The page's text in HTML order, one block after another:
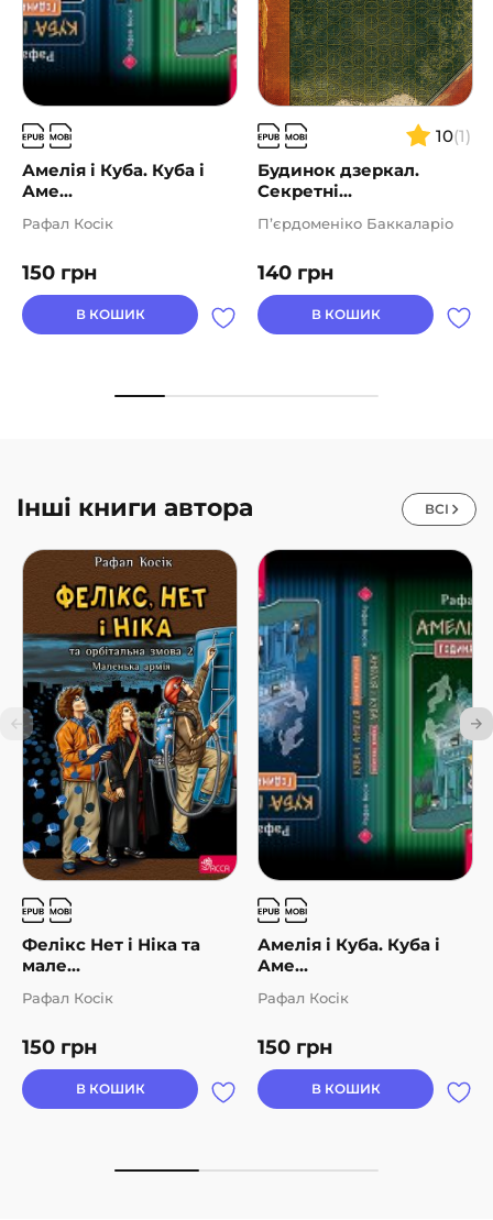
Амелія і Куба. Куба і
Аме...
150 грн
Рафал Косік
В КОШИК
10(1)
Будинок дзеркал.
Секретні...
140 грн
П’єрдоменіко Баккаларіо
В КОШИК
Інші книги автора ВСІ
Фелікс Нет і Ніка та
мале...
150 грн
Рафал Косік
В КОШИК
Амелія і Куба. Куба і
Аме...
150 грн
Рафал Косік
В КОШИК